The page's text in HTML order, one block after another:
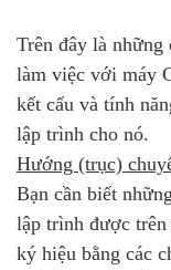
Trên đây là
làm việc với máy
kết cấu và tính
lập trình cho nó.
Hướng (trục)
Bạn cần biết
lập trình được
ký hiệu bằng các